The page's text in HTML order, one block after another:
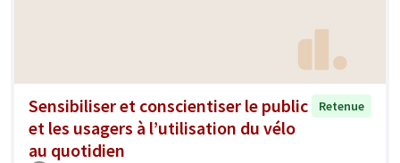
Sensibiliser et conscientiser le public
et les usagers à l’utilisation du vélo
au quotidien
Retenue